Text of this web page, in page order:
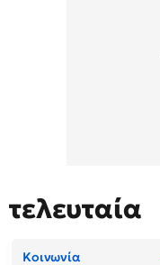
τελευταία
Κοινωνία